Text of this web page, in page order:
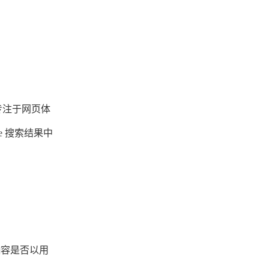
注于网页体
搜索结果中
是否以用